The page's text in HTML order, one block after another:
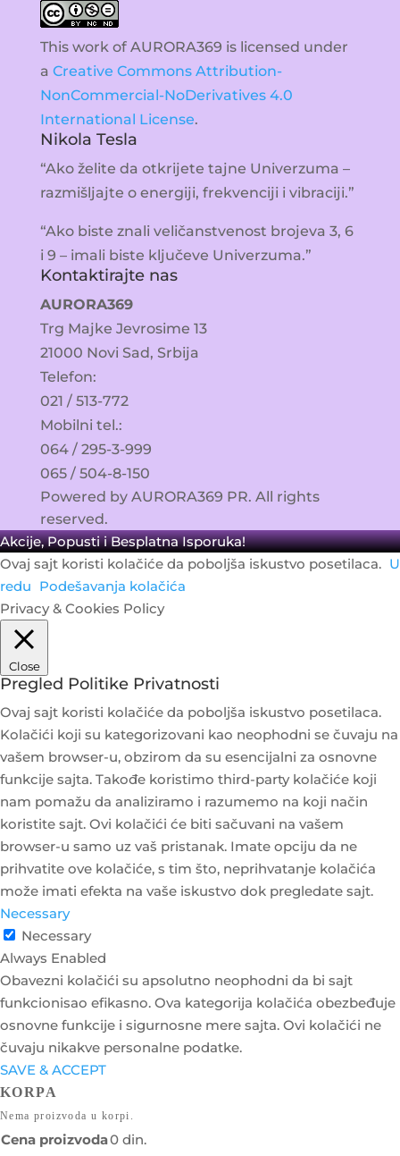
This work of AURORA369 is licensed under
a Creative Commons Attribution-
NonCommercial-NoDerivatives 4.0
International License.
Nikola Tesla
“Ako želite da otkrijete tajne Univerzuma –
razmišljajte o energiji, frekvenciji i vibraciji.”
“Ako biste znali veličanstvenost brojeva 3, 6
i 9 – imali biste ključeve Univerzuma.”
Kontaktirajte nas
AURORA369
Trg Majke Jevrosime 13
21000 Novi Sad, Srbija
Telefon:​
021 / 513-772
Mobilni tel.:
064 / 295-3-999
065 / 504-8-150
Powered by AURORA369 PR. All rights
reserved.
Akcije, Popusti i Besplatna Isporuka!
Ovaj sajt koristi kolačiće da poboljša iskustvo posetilaca. U
redu Podešavanja kolačića
Privacy & Cookies Policy
Close
Pregled Politike Privatnosti
Ovaj sajt koristi kolačiće da poboljša iskustvo posetilaca.
Kolačići koji su kategorizovani kao neophodni se čuvaju na
vašem browser-u, obzirom da su esencijalni za osnovne
funkcije sajta. Takođe koristimo third-party kolačiće koji
nam pomažu da analiziramo i razumemo na koji način
koristite sajt. Ovi kolačići će biti sačuvani na vašem
browser-u samo uz vaš pristanak. Imate opciju da ne
prihvatite ove kolačiće, s tim što, neprihvatanje kolačića
može imati efekta na vaše iskustvo dok pregledate sajt.
Necessary
Necessary
Always Enabled
Obavezni kolačići su apsolutno neophodni da bi sajt
funkcionisao efikasno. Ova kategorija kolačića obezbeđuje
osnovne funkcije i sigurnosne mere sajta. Ovi kolačići ne
čuvaju nikakve personalne podatke.
SAVE & ACCEPT
KORPA
Nema proizvoda u korpi.
Cena proizvoda0 din.